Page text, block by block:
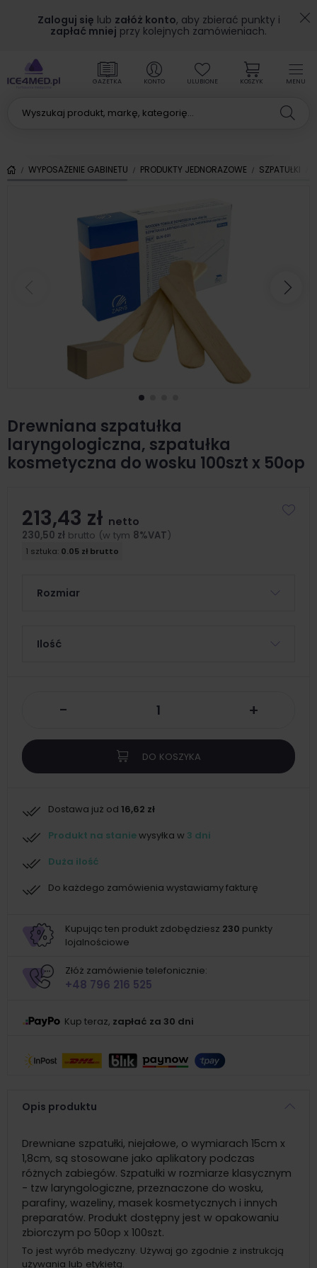
Zaloguj się lub załóż konto, aby zbierać punkty i
zapłać mniej przy kolejnych zamówieniach.
MENU
GAZETKA KONTO ULUBIONE KOSZYK
WYPOSAŻENIE GABINETU PRODUKTY JEDNORAZOWE SZPATUŁKI
Drewniana szpatułka
laryngologiczna, szpatułka
kosmetyczna do wosku 100szt x 50op
213,43 zł netto
230,50 zł brutto (w tym 8%VAT)
1 sztuka: 0.05 zł brutto
Rozmiar
Ilość
- +
DO KOSZYKA
Dostawa już od 16,62 zł
Produkt na staniewysyłka w 3 dni
Duża ilość
Do każdego zamówienia wystawiamy fakturę
Kupując ten produkt zdobędziesz 230 punkty
lojalnościowe
Złóż zamówienie telefonicznie:
+48 796 216 525
Kup teraz, zapłać za 30 dni
Opis produktu
Drewniane szpatułki, niejałowe, o wymiarach 15cm x
1,8cm, są stosowane jako aplikatory podczas
różnych zabiegów. Szpatułki w rozmiarze klasycznym
- tzw laryngologiczne, przeznaczone do wosku,
parafiny, wazeliny, masek kosmetycznych i innych
preparatów. Produkt dostępny jest w opakowaniu
zbiorczym po 50op x 100szt.
To jest wyrób medyczny. Używaj go zgodnie z instrukcją
używania lub etykietą.